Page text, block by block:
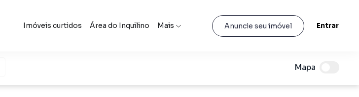
Imóveis curtidos Área do Inquilino Mais Anuncie seu imóvel Entrar
Mapa